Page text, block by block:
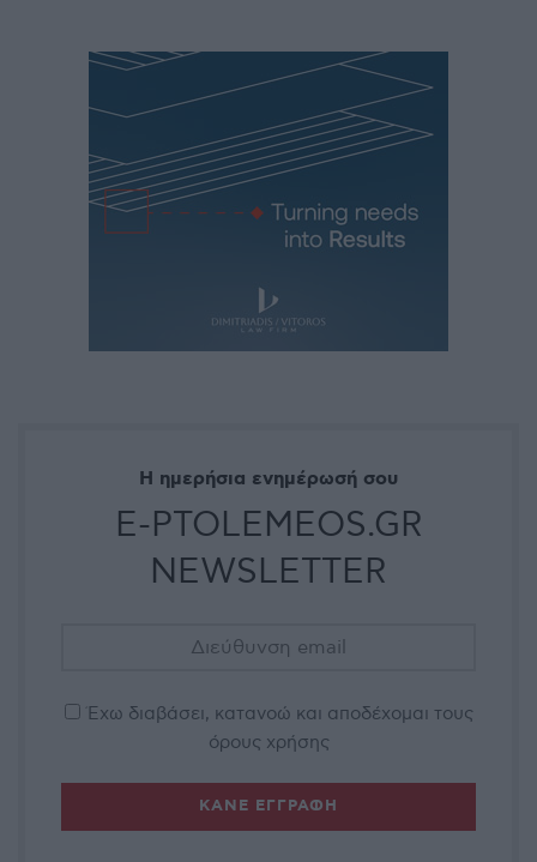
Η ημερήσια ενημέρωσή σου
E-PTOLEMEOS.GR
NEWSLETTER
Έχω διαβάσει, κατανοώ και αποδέχομαι τους
όρους χρήσης